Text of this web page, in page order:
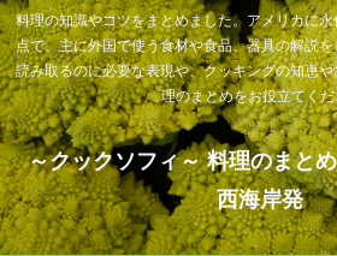
料理の知識やコツをまとめました。アメリカに
点で、主に外国で使う食材や食品、器具の解説
読み取るのに必要な表現や、クッキングの知恵
理のまとめをお役立てく
～クックソフィ～ 料理のまと
西海岸発